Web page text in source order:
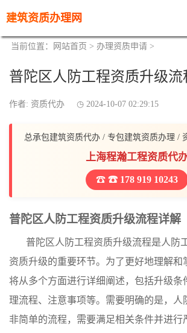
建筑资质办理网
当前位置： 网站首页 > 办理资质申请 >
普陀区人防工程资质升级流
作者: 资质代办 2024-10-07 02:29:15
总承包建筑资质代办 / 专包建筑资质办理 /
上海程瀚工程资质代
☎ 178 919 10243
普陀区人防工程资质升级流程详解
普陀区人防工程资质升级流程是人防
资质升级的重要环节。为了更好地理解和
将从多个方面进行详细阐述，包括升级条
理流程、注意事项等。需要明确的是，人
非简单的流程，需要满足相关条件并进行